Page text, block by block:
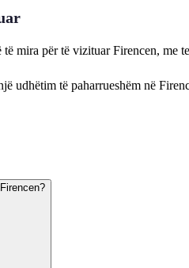
mira për të vizituar Firencen, me
udhëtim të paharrueshëm në